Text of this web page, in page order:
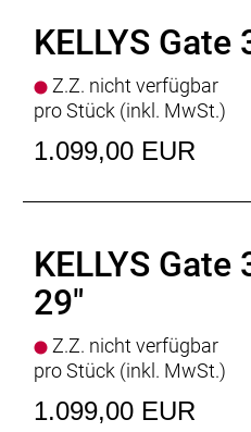
31.8 mm / 7° / length 80
Lenker KLS Advanced
width 720 mm
GriffeKLS Advancer
SattelstützeKLS Active -
RahmengrössenS / M / L
Gewicht
KELLYS Gate
Z.Z. nicht verfügbar
pro Stück (inkl. MwSt.)
1.099,00 EUR
KELLYS Gate
29"
Z.Z. nicht verfügbar
pro Stück (inkl. MwSt.)
1.099,00 EUR